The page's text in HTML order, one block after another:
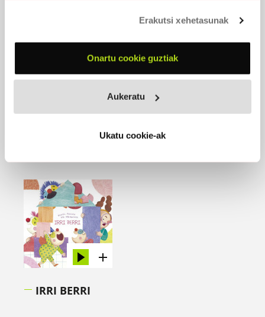
Erakutsi xehetasunak
Onartu cookie guztiak
Aukeratu
Ukatu cookie-ak
MAITE ZAITUT (SG-DG)
IRRI BERRI